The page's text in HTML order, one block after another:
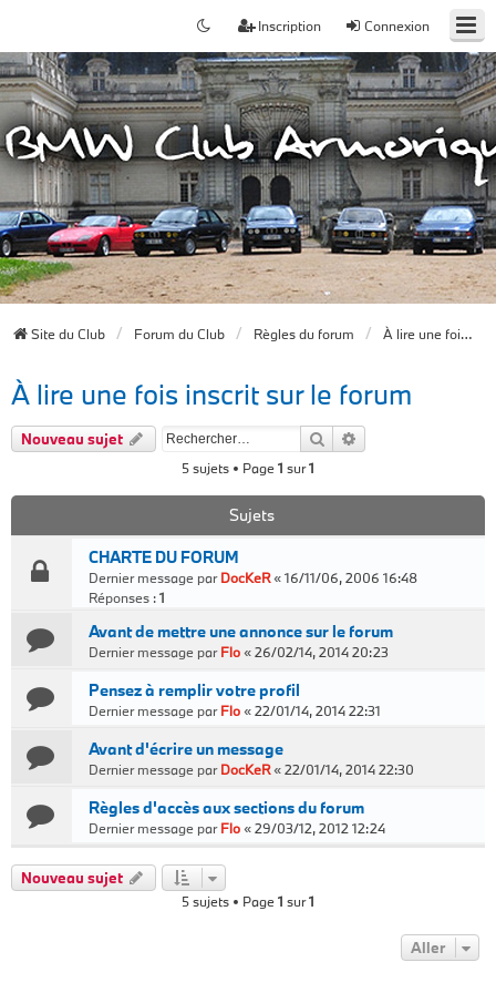
Connexion
Inscription
Site du Club Forum du Club Règles du forum À lire une fois inscrit sur le forum
À lire une fois inscrit sur le forum
Nouveau sujet Rechercher
5 sujets • Page1 sur1
Sujets
CHARTE DU FORUM
Dernier message parDocKeR«16/11/06, 2006 16:48
Réponses :1
Avant de mettre une annonce sur le forum
Dernier message parFlo«26/02/14, 2014 20:23
Pensez à remplir votre profil
Dernier message parFlo«22/01/14, 2014 22:31
Avant d'écrire un message
Dernier message parDocKeR«22/01/14, 2014 22:30
Règles d'accès aux sections du forum
Dernier message parFlo«29/03/12, 2012 12:24
Nouveau sujet
5 sujets • Page1 sur1
Aller